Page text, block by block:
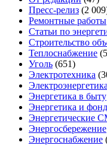
Пресс-релиз (2
Ремонтные работы
Статьи по
Строительство
Теплоснабжение
Уголь (651)
Электротехника
Электроэнергетика
Энергетика в быту
Энергетика и
Энергетические
Энергосбережение
Энергоснабжение